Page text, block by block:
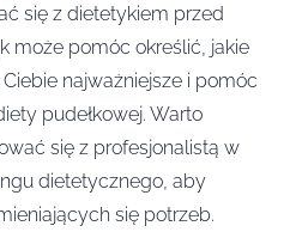
się z dietetykiem przed
może pomóc określić, jakie
najważniejsze i pomóc
pudełkowej. Warto
się z profesjonalistą w
dietetycznego, aby
się potrzeb.